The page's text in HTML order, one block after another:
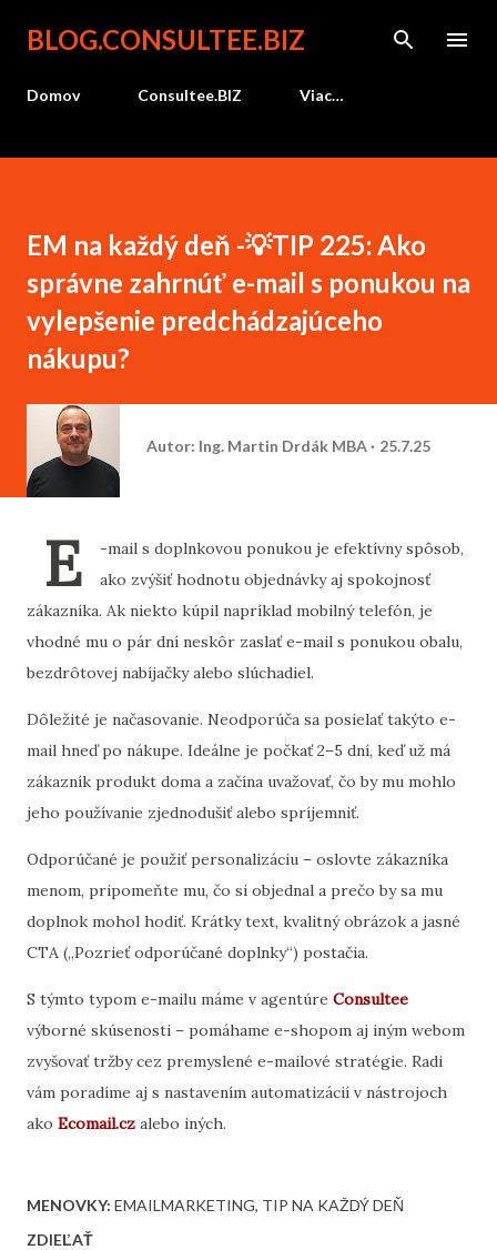
Preskočiť na hlavný obsah
BLOG.CONSULTEE.BIZ
Domov Consultee.BIZ Viac…
EM na každý deň -💡TIP 225: Ako
správne zahrnúť e-mail s ponukou na
vylepšenie predchádzajúceho
nákupu?
Autor: Ing. Martin Drdák MBA 25.7.25
E
-mail s doplnkovou ponukou je efektívny spôsob,
ako zvýšiť hodnotu objednávky aj spokojnosť
zákazníka. Ak niekto kúpil napríklad mobilný telefón, je
vhodné mu o pár dní neskôr zaslať e-mail s ponukou obalu,
bezdrôtovej nabíjačky alebo slúchadiel.
Dôležité je načasovanie. Neodporúča sa posielať takýto e-
mail hneď po nákupe. Ideálne je počkať 2–5 dní, keď už má
zákazník produkt doma a začína uvažovať, čo by mu mohlo
jeho používanie zjednodušiť alebo spríjemniť.
Odporúčané je použiť personalizáciu – oslovte zákazníka
menom, pripomeňte mu, čo si objednal a prečo by sa mu
doplnok mohol hodiť. Krátky text, kvalitný obrázok a jasné
CTA („Pozrieť odporúčané doplnky“) postačia.
S týmto typom e-mailu máme v agentúre Consultee
výborné skúsenosti – pomáhame e-shopom aj iným webom
zvyšovať tržby cez premyslené e-mailové stratégie. Radi
vám poradíme aj s nastavením automatizácií v nástrojoch
ako Ecomail.cz alebo iných.
MENOVKY: EMAILMARKETING TIP NA KAŽDÝ DEŇ
ZDIEĽAŤ